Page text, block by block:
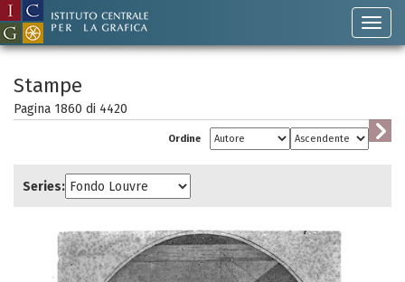
Stampe
Pagina 1860 di 4420
Ordine
Series: